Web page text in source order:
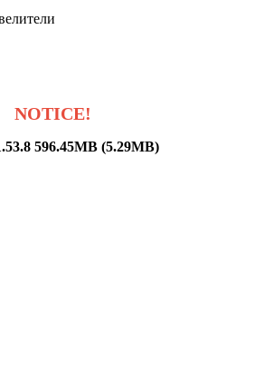
NOTICE!
596.45MB (5.29MB)